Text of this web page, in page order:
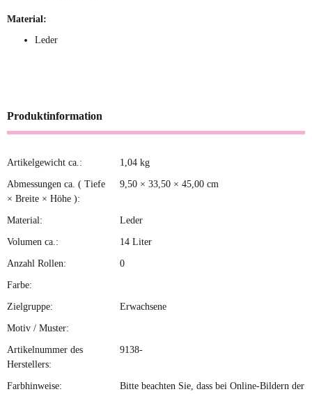
Material:
Leder
Produktinformation
Produkteigenschaft
Wert
Artikelgewicht ca.: 1,04 kg
Abmessungen ca. ( Tiefe
× Breite × Höhe ):
9,50 × 33,50 × 45,00 cm
Material: Leder
Volumen ca.: 14 Liter
Anzahl Rollen: 0
Farbe:
Zielgruppe: Erwachsene
Motiv / Muster:
Artikelnummer des
Herstellers:
9138-
Farbhinweise:
Bitte beachten Sie, dass bei Online-Bildern der